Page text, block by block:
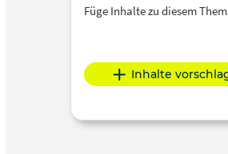
Füge Inhalte zu diesem
Inhalte